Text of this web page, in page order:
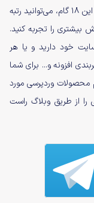
است که نیاز به دقت و پیگیری دارد، با دنبال کردن این 18 گام، می‌توانید رتبه
را تجربه کنید.
خود دارید و یا هر
افزونه و... برای شما
وردپرسی مورد
را از طریق وبلاگ راست